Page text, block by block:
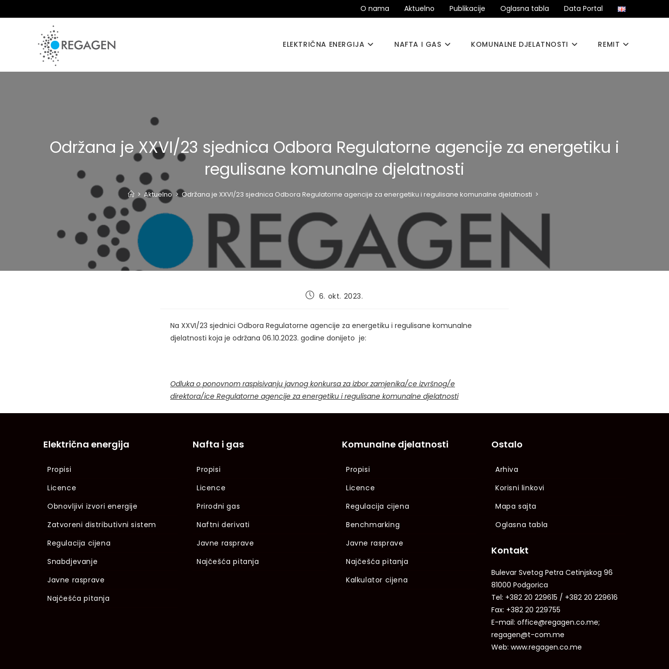
to
O nama Aktuelno Publikacije Oglasna tabla Data Portal
ELEKTRIČNA ENERGIJA NAFTA I GAS KOMUNALNE DJELATNOSTI REMIT
Održana je XXVI/23 sjednica Odbora Regulatorne agencije za energetiku i
regulisane komunalne djelatnosti
> Aktuelno > Održana je XXVI/23 sjednica Odbora Regulatorne agencije za energetiku i regulisane komunalne djelatnosti >
Post6. okt. 2023.
Na XXVI/23 sjednici Odbora Regulatorne agencije za energetiku i regulisane komunalne
djelatnosti koja je održana 06.10.2023. godine donijeto je:
Odluka o ponovnom raspisivanju javnog konkursa za izbor zamjenika/ce izvršnog/e
direktora/ice Regulatorne agencije za energetiku i regulisane komunalne djelatnosti
Električna energija
Propisi
Licence
Obnovljivi izvori energije
Zatvoreni distributivni sistem
Regulacija cijena
Snabdjevanje
Javne rasprave
Najčešća pitanja
Nafta i gas
Propisi
Licence
Prirodni gas
Naftni derivati
Javne rasprave
Najčešća pitanja
Komunalne djelatnosti
Propisi
Licence
Regulacija cijena
Benchmarking
Javne rasprave
Najčešća pitanja
Kalkulator cijena
Ostalo
Arhiva
Korisni linkovi
Mapa sajta
Oglasna tabla
Kontakt
Bulevar Svetog Petra Cetinjskog 96
81000 Podgorica
Tel: +382 20 229615 / +382 20 229616
Fax: +382 20 229755
E-mail: office@regagen.co.me;
regagen@t-com.me
Web: www.regagen.co.me